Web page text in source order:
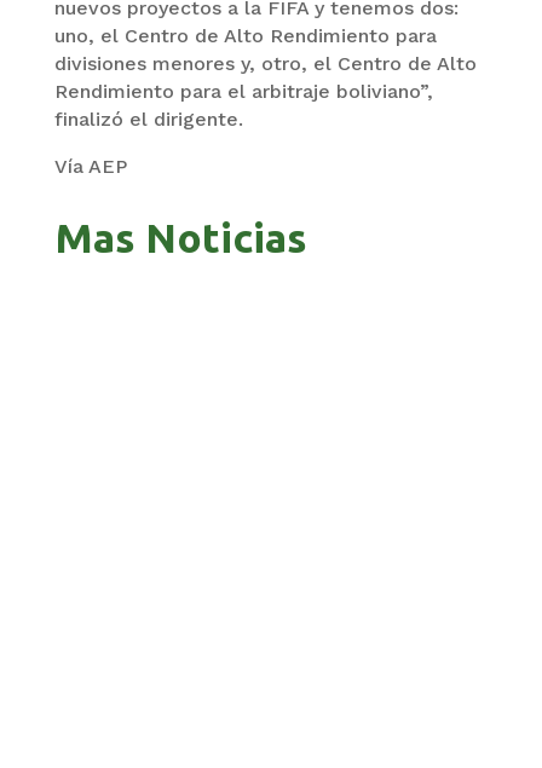
nuevos proyectos a la FIFA y tenemos dos:
uno, el Centro de Alto Rendimiento para
divisiones menores y, otro, el Centro de Alto
Rendimiento para el arbitraje boliviano”,
finalizó el dirigente.
Vía AEP
Mas Noticias